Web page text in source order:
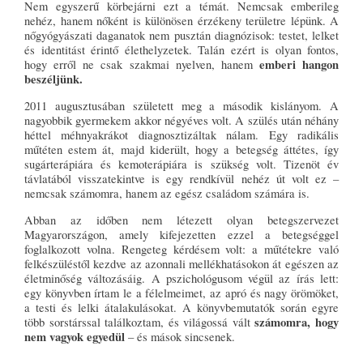
Nem egyszerű körbejárni ezt a témát. Nemcsak emberileg
nehéz, hanem nőként is különösen érzékeny területre lépünk. A
nőgyógyászati daganatok nem pusztán diagnózisok: testet, lelket
és identitást érintő élethelyzetek. Talán ezért is olyan fontos,
hogy erről ne csak szakmai nyelven, hanem emberi hangon
beszéljünk.
2011 augusztusában született meg a második kislányom. A
nagyobbik gyermekem akkor négyéves volt. A szülés után néhány
héttel méhnyakrákot diagnosztizáltak nálam. Egy radikális
műtéten estem át, majd kiderült, hogy a betegség áttétes, így
sugárterápiára és kemoterápiára is szükség volt. Tizenöt év
távlatából visszatekintve is egy rendkívül nehéz út volt ez –
nemcsak számomra, hanem az egész családom számára is.
Abban az időben nem létezett olyan betegszervezet
Magyarországon, amely kifejezetten ezzel a betegséggel
foglalkozott volna. Rengeteg kérdésem volt: a műtétekre való
felkészüléstől kezdve az azonnali mellékhatásokon át egészen az
életminőség változásáig. A pszichológusom végül az írás lett:
egy könyvben írtam le a félelmeimet, az apró és nagy örömöket,
a testi és lelki átalakulásokat. A könyvbemutatók során egyre
több sorstárssal találkoztam, és világossá váltszámomra, hogy
nem vagyok egyedül – és mások sincsenek.